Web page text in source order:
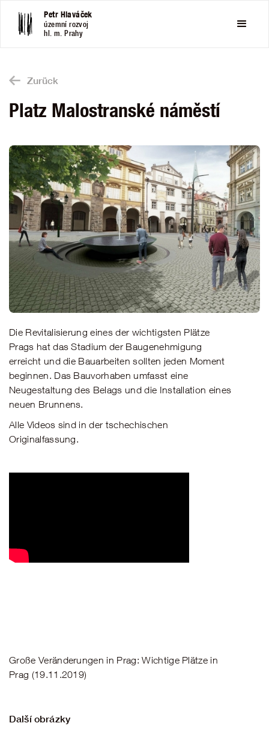
Petr Hlaváček
územní rozvoj
hl. m. Prahy
Zurück
Platz Malostranské náměstí
Die Revitalisierung eines der wichtigsten Plätze
Prags hat das Stadium der Baugenehmigung
erreicht und die Bauarbeiten sollten jeden Moment
beginnen. Das Bauvorhaben umfasst eine
Neugestaltung des Belags und die Installation eines
neuen Brunnens.
Alle Videos sind in der tschechischen
Originalfassung.
Große Veränderungen in Prag: Wichtige Plätze in
Prag (19.11.2019)
Další obrázky